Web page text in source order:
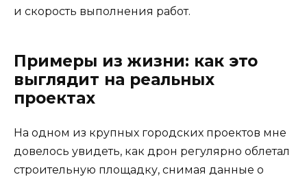
и скорость выполнения работ.
Примеры из жизни: как это
выглядит на реальных
проектах
На одном из крупных городских проектов мне
довелось увидеть, как дрон регулярно облетал
строительную площадку, снимая данные о